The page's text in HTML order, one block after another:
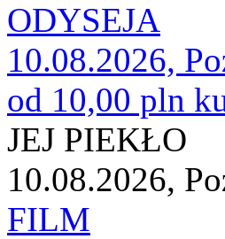
ODYSEJA
10.08.2026,
od 10,00 pln
JEJ PIEKŁO
10.08.2026,
FILM